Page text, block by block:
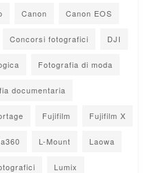
Canon Canon EOS
Concorsi fotografici DJI
Fotografia di moda
documentaria
Fujifilm Fujifilm X
L-Mount Laowa
Lumix